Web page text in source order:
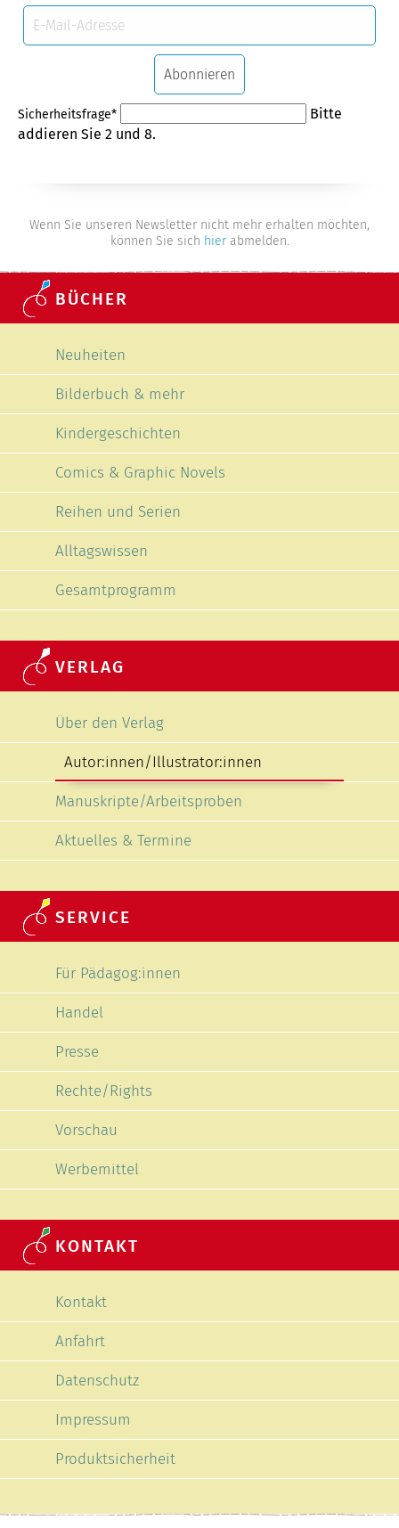
E-
Mail-
Abonnieren
Pflichtfeld
Sicherheitsfrage*
Bitte
addieren Sie 2 und 8.
Wenn Sie unseren Newsletter nicht mehr erhalten möchten,
können Sie sich hierabmelden.
BÜCHER
Navigation überspringen
Neuheiten
Bilderbuch & mehr
Kindergeschichten
Comics & Graphic Novels
Reihen und Serien
Alltagswissen
Gesamtprogramm
VERLAG
Navigation überspringen
Über den Verlag
Autor:innen/Illustrator:innen
Manuskripte/Arbeitsproben
Aktuelles & Termine
SERVICE
Navigation überspringen
Für Pädagog:innen
Handel
Presse
Rechte/Rights
Vorschau
Werbemittel
KONTAKT
Navigation überspringen
Kontakt
Anfahrt
Datenschutz
Impressum
Produktsicherheit